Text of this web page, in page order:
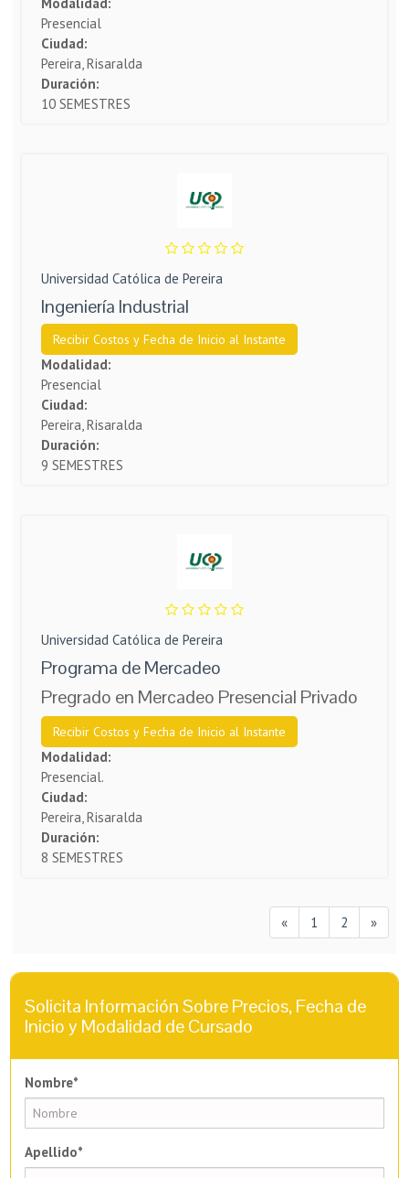
Presencial
Ciudad:
Pereira, Risaralda
Duración:
10 SEMESTRES
Universidad Católica de Pereira
Ingeniería Industrial
Recibir Costos y Fecha de Inicio al Instante
Modalidad:
Presencial
Ciudad:
Pereira, Risaralda
Duración:
9 SEMESTRES
Universidad Católica de Pereira
Programa de Mercadeo
Pregrado en Mercadeo Presencial Privado
Recibir Costos y Fecha de Inicio al Instante
Modalidad:
Presencial.
Ciudad:
Pereira, Risaralda
Duración:
8 SEMESTRES
« 1 2 »
Solicita Información Sobre Precios, Fecha de
Inicio y Modalidad de Cursado
Nombre*
Apellido*